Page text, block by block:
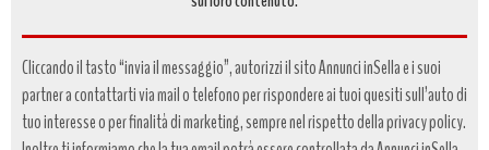
Cliccando il tasto “invia il messaggio”, autorizzi il sito Annunci inSella e i suoi
partner a contattarti via mail o telefono per rispondere ai tuoi quesiti sull’auto di
tuo interesse o per finalità di marketing, sempre nel rispetto della privacy policy.